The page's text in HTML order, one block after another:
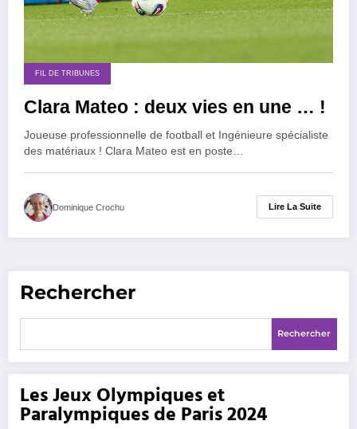
FIL DE TRIBUNES
Clara Mateo : deux vies en une … !
Joueuse professionnelle de football et Ingénieure spécialiste
des matériaux ! Clara Mateo est en poste…
Dominique Crochu Lire La Suite
Rechercher
Rechercher
Les Jeux Olympiques et
Paralympiques de Paris 2024